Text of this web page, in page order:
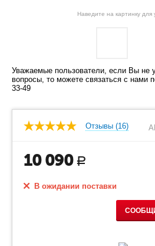
Наведите на картинку для
Уважаемые пользователи, если Вы не
вопросы, то можете связаться с нами
33-49
Отзывы (16)
10 090 Р
В ожидании поставки